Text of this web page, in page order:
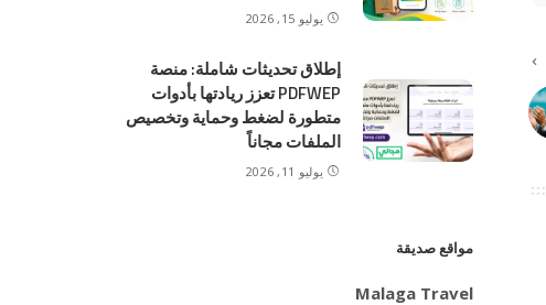
يوليو 15, 2026
إطلاق تحديثات شاملة: منصة
PDFWEP تعزز ريادتها بأدوات
متطورة لضغط وحماية وتخصيص
الملفات مجاناً
يوليو 11, 2026
مواقع صديقة
Malaga Travel